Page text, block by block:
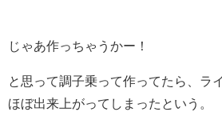
じゃあ作っちゃうかー！
と思って調子乗って作ってたら、ラ
ほぼ出来上がってしまったという。